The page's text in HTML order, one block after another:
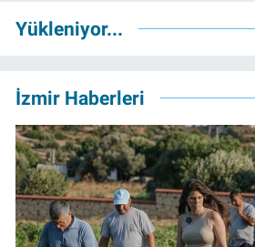
Yükleniyor...
İzmir Haberleri